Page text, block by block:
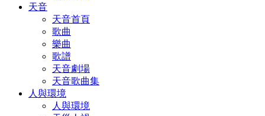
天音
天音首頁
歌曲
樂曲
歌譜
天音劇場
天音歌曲集
人與環境
人與環境